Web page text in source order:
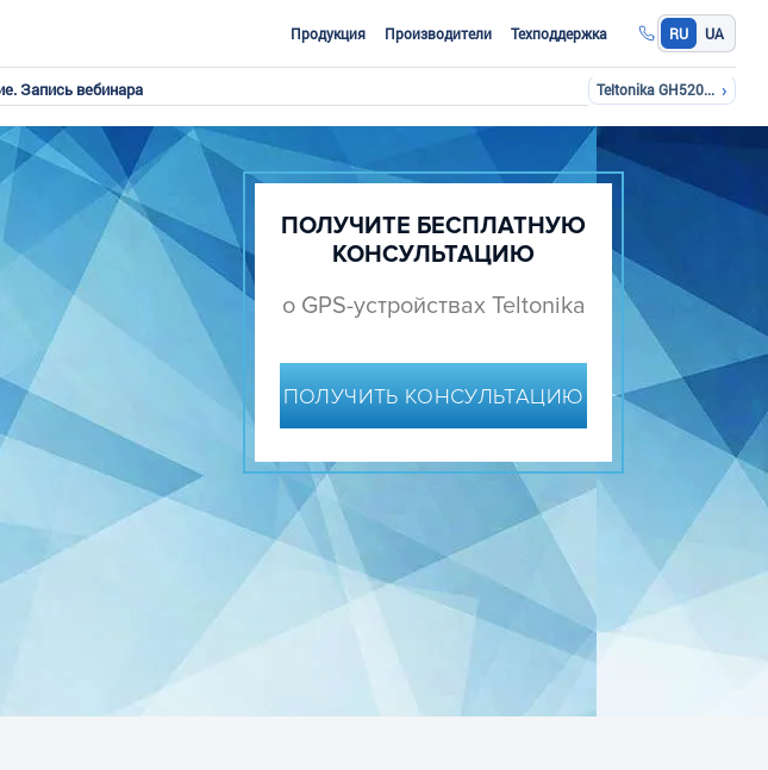
Продукция Производители Техподдержка RU UA
Запись вебинара Teltonika GH5200: контроль социального дистанцирования ›
ПОЛУЧИТЕ БЕСПЛАТНУЮ
КОНСУЛЬТАЦИЮ
о GPS-устройствах Teltonika
ПОЛУЧИТЬ КОНСУЛЬТАЦИЮ